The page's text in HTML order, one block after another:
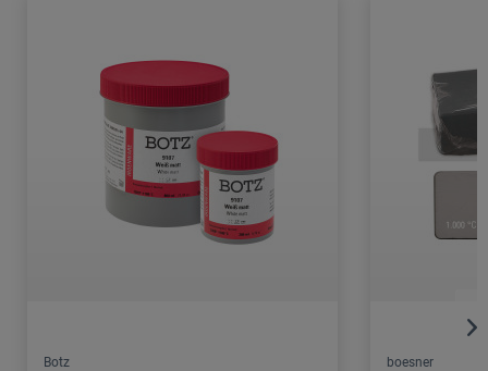
Botz boesner